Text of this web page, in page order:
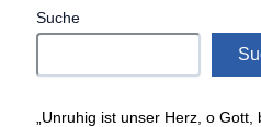
Suche
„Unruhig ist unser Herz, o